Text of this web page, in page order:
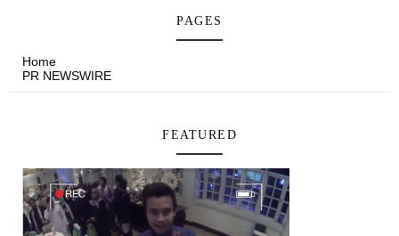
PAGES
Home
PR NEWSWIRE
FEATURED